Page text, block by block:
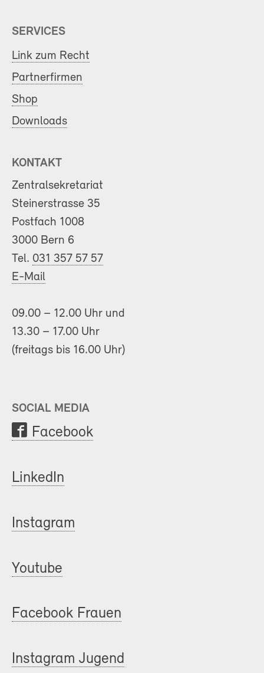
SERVICES
Link zum Recht
Partnerfirmen
Shop
Downloads
KONTAKT
Zentralsekretariat
Steinerstrasse 35
Postfach 1008
3000 Bern 6
Tel. 031 357 57 57
E-Mail
09.00 – 12.00 Uhr und
13.30 – 17.00 Uhr
(freitags bis 16.00 Uhr)
SOCIAL MEDIA
Facebook
LinkedIn
Instagram
Youtube
Facebook Frauen
Instagram Jugend